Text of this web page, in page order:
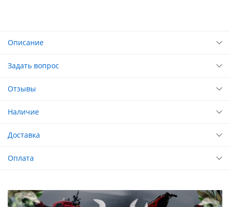
Описание
Задать вопрос
Отзывы
Наличие
Доставка
Оплата